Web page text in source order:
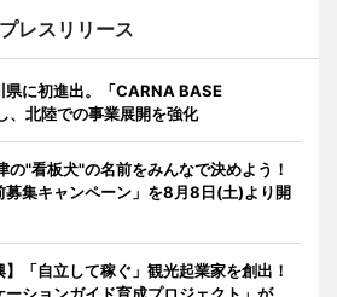
プレスリリース
県に初進出。「CARNA BASE
、北陸での事業展開を強化
の"看板犬"の名前をみんなで決めよう！
集キャンペーン」を8月8日(土)より開
】「自立して稼ぐ」観光起業家を創出！
ーションガイド育成プロジェクト」が